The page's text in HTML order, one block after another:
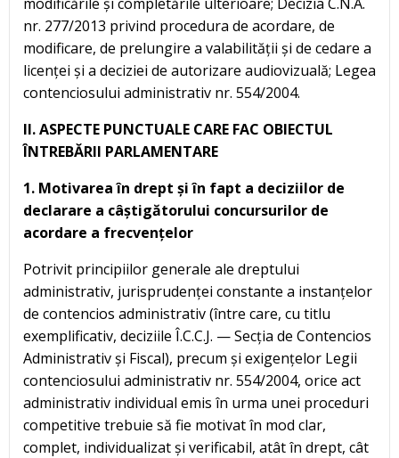
nr. 277/2013 privind procedura de acordare, de
modificare, de prelungire a valabilității și de cedare a
licenței și a deciziei de autorizare audiovizuală; Legea
contenciosului administrativ nr. 554/2004.
II. ASPECTE PUNCTUALE CARE FAC OBIECTUL
ÎNTREBĂRII PARLAMENTARE
1. Motivarea în drept și în fapt a deciziilor de
declarare a câștigătorului concursurilor de
acordare a frecvențelor
Potrivit principiilor generale ale dreptului
administrativ, jurisprudenței constante a instanțelor
de contencios administrativ (între care, cu titlu
exemplificativ, deciziile Î.C.C.J. — Secția de Contencios
Administrativ și Fiscal), precum și exigențelor Legii
contenciosului administrativ nr. 554/2004, orice act
administrativ individual emis în urma unei proceduri
competitive trebuie să fie motivat în mod clar,
complet, individualizat și verificabil, atât în drept, cât